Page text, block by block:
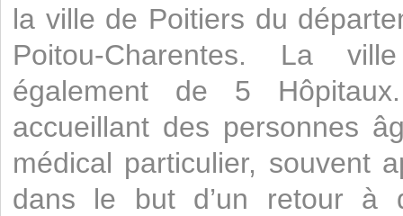
la ville de Poitiers du
Poitou-Charentes. La
également de 5
accueillant des personnes
médical particulier, souvent
dans le but d’un retour à